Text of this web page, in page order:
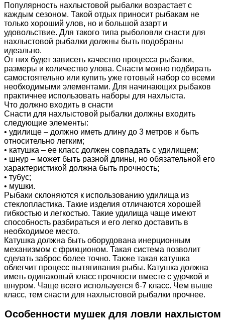
Популярность нахлыстовой рыбалки возрастает с
каждым сезоном. Такой отдых приносит рыбакам не
только хороший улов, но и большой азарт и
удовольствие. Для такого типа рыболовли снасти для
нахлыстовой рыбалки должны быть подобраны
идеально.
От них будет зависеть качество процесса рыбалки,
размеры и количество улова. Снасти можно подбирать
самостоятельно или купить уже готовый набор со всеми
необходимыми элементами. Для начинающих рыбаков
практичнее использовать наборы для нахлыста.
Что должно входить в снасти
Снасти для нахлыстовой рыбалки должны входить
следующие элементы:
• удилище – должно иметь длину до 3 метров и быть
относительно легким;
• катушка – ее класс должен совпадать с удилищем;
• шнур – может быть разной длины, но обязательной его
характеристикой должна быть прочность;
• тубус;
• мушки.
Рыбаки склоняются к использованию удилища из
стеклопластика. Такие изделия отличаются хорошей
гибкостью и легкостью. Такие удилища чаще имеют
способность разбираться и его легко доставить в
необходимое место.
Катушка должна быть оборудована инерционным
механизмом с фрикционом. Такая система позволит
сделать заброс более точно. Также такая катушка
облегчит процесс вытягивания рыбы. Катушка должна
иметь одинаковый класс прочности вместе с удочкой и
шнуром. Чаще всего используется 6-7 класс. Чем выше
класс, тем снасти для нахлыстовой рыбалки прочнее.
Особенности мушек для ловли нахлыстом